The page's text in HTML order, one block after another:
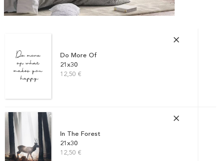
Do More Of
21x30
12,50 €
In The Forest
21x30
12,50 €